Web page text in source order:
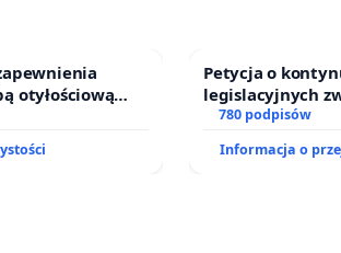
otyłościową
leczenia
Petycja o
legislacyjnych
prawa rodzinnego
780 podpisów
Informacja o